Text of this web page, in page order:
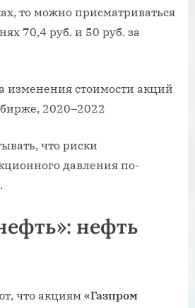
то можно присматриваться
70,4 руб. и 50 руб. за
что риски
давления по-
нефть
что акциям «Газпром